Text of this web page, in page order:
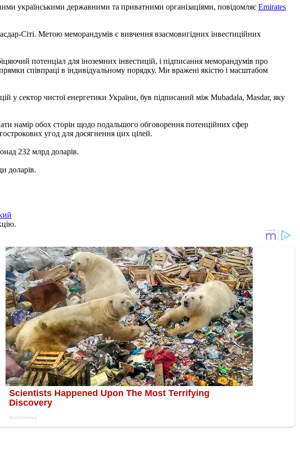
українськими державними та приватними організаціями, повідомляє Emirates
Сіті. Метою меморандумів є вивчення взаємовигідних інвестиційних
потенціал для іноземних інвестицій, і підписання меморандумів про
співпраці в індивідуальному порядку. Ми вражені якістю і масштабом
у сектор чистої енергетики України, був підписаний між Mubadala, Masdar, яку
намір обох сторін щодо подальшого обговорення потенційних сфер
угод для досягнення цих цілей.
232 млрд доларів.
доларів.